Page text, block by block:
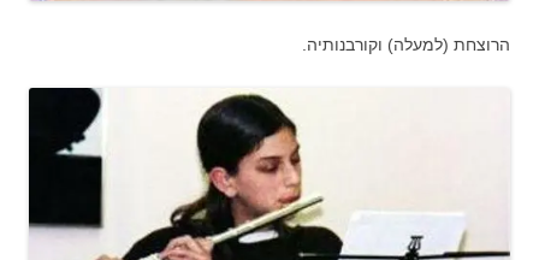
הרוצחת (למעלה) וקורבנותיה.